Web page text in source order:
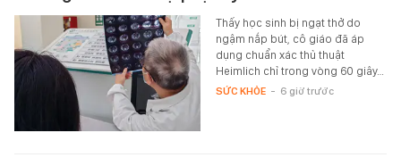
Thấy học sinh bị ngạt thở do
ngậm nắp bút, cô giáo đã áp
dụng chuẩn xác thủ thuật
Heimlich chỉ trong vòng 60 giây…
SỨC KHỎE - 6 giờ trước